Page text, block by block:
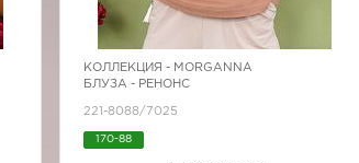
КОЛЛЕКЦИЯ - MORGANNA
БЛУЗА - РЕНОНС
221-8088/7025
170-88